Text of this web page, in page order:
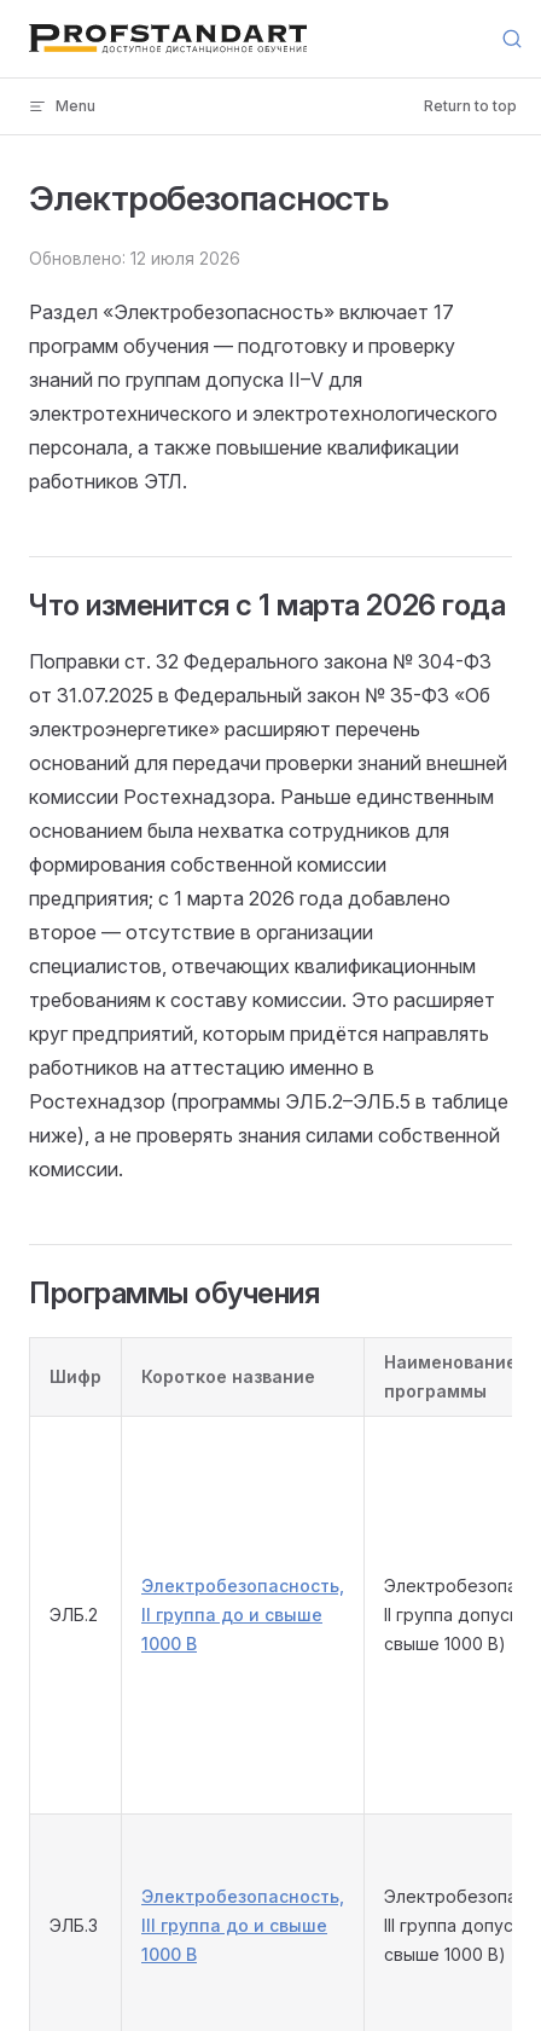
Skip to content
Menu Return to top
Электробезопасность
Обновлено: 12 июля 2026
Раздел «Электробезопасность» включает 17
программ обучения — подготовку и проверку
знаний по группам допуска II–V для
электротехнического и электротехнологического
персонала, а также повышение квалификации
работников ЭТЛ.
Что изменится с 1 марта 2026 года
Поправки ст. 32 Федерального закона № 304-ФЗ
от 31.07.2025 в Федеральный закон № 35-ФЗ «Об
электроэнергетике» расширяют перечень
оснований для передачи проверки знаний внешней
комиссии Ростехнадзора. Раньше единственным
основанием была нехватка сотрудников для
формирования собственной комиссии
предприятия; с 1 марта 2026 года добавлено
второе — отсутствие в организации
специалистов, отвечающих квалификационным
требованиям к составу комиссии. Это расширяет
круг предприятий, которым придётся направлять
работников на аттестацию именно в
Ростехнадзор (программы ЭЛБ.2–ЭЛБ.5 в таблице
ниже), а не проверять знания силами собственной
комиссии.
Программы обучения
Шифр Короткое название
Наименование
программы
ЭЛБ.2
Электробезопасность,
II группа до и свыше
1000 В
II группа допуска
свыше 1000 В)
ЭЛБ.3
Электробезопасность,
III группа до и свыше
1000 В
III группа допуска
свыше 1000 В)